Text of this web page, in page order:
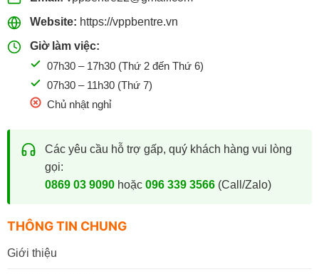
Website: https://vppbentre.vn
Giờ làm việc:
07h30 – 17h30 (Thứ 2 đến Thứ 6)
07h30 – 11h30 (Thứ 7)
Chủ nhật nghỉ
Các yêu cầu hỗ trợ gấp, quý khách hàng vui lòng
gọi:
0869 03 9090hoặc 096 339 3566(Call/Zalo)
THÔNG TIN CHUNG
Giới thiệu